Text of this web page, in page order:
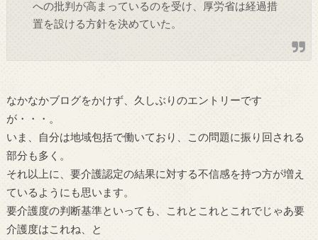
への批判が高まっているのを受け、厚労省は経過措
置を設ける方針を決めていた。
なかなかブログをかけず、久しぶりのエントリーです
が・・・。
いま、自分は地域包括で働いており、この問題に振り回される
部分も多く。
それ以上に、要介護認定の結果に対する不信感を持つ方が増え
ているようにも思います。
要介護度の判断基準といっても、これとこれとこれでじゃあ要
介護度はこれね、と